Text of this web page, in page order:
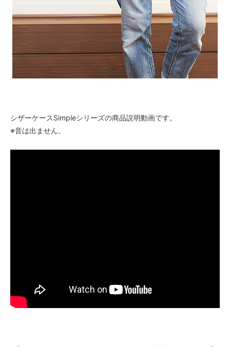
シザーケースSimpleシリーズの商品説明動画です。
※音は出ません。